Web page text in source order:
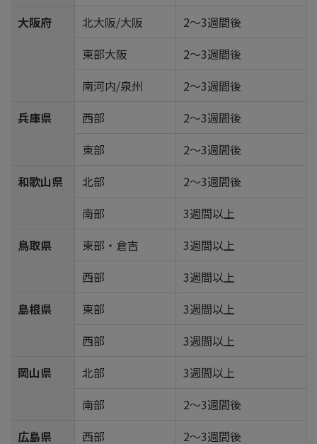
大阪府
北大阪/大阪
2～3週間後
東部大阪
2～3週間後
南河内/泉州
2～3週間後
兵庫県
西部
2～3週間後
東部
2～3週間後
和歌山県
北部
2～3週間後
南部
3週間以上
鳥取県
東部・倉吉
3週間以上
西部
3週間以上
島根県
東部
3週間以上
西部
3週間以上
岡山県
北部
3週間以上
南部
2～3週間後
広島県
西部
2～3週間後